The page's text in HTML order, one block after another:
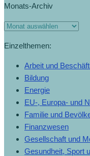
Monats-Archiv
Monats-
Einzelthemen:
Arbeit und
Bildung
Energie
EU-, Europa- und
Familie und
Finanzwesen
Gesellschaft und
Gesundheit, Sport